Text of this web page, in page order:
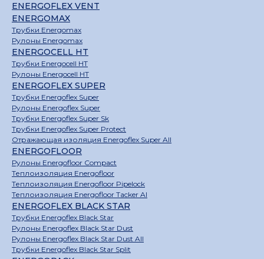
ENERGOFLEX VENT
ENERGOMAX
Трубки Energomax
Рулоны Energomax
ENERGOCELL HT
Трубки Energocell HT
Рулоны Energocell HT
ENERGOFLEX SUPER
Трубки Energoflex Super
Рулоны Energoflex Super
Трубки Energoflex Super Sk
Трубки Energoflex Super Protect
Отражающая изоляция Energoflex Super All
ENERGOFLOOR
Рулоны Energofloor Compact
Теплоизоляция Energofloor
Теплоизоляция Energofloor Pipelock
Теплоизоляция Energofloor Tacker Al
ENERGOFLEX BLACK STAR
Трубки Energoflex Black Star
Рулоны Energoflex Black Star Dust
Рулоны Energoflex Black Star Dust All
Трубки Energoflex Black Star Split